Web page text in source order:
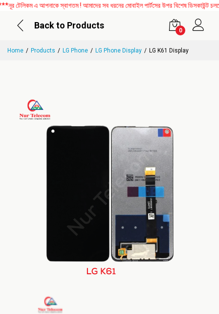
এ আপনাকে স্বাগতম ! আমাদের সব ধরনের মোবাইল পার্টসের উপর বিশেষ ডিসকাউন্ট
Back to Products
0
Home Products LG Phone LG Phone Display LG K61 Display